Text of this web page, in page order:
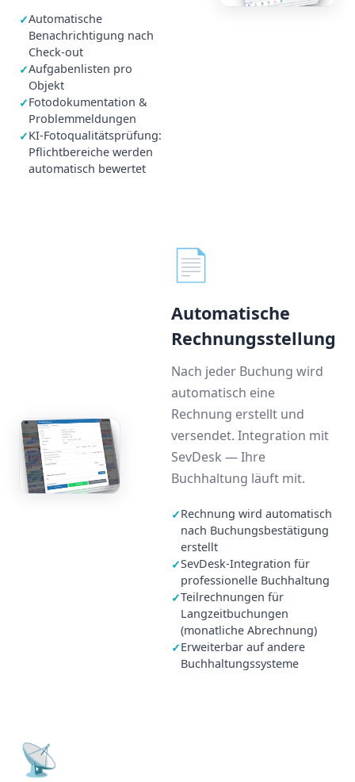
✓Automatische
Benachrichtigung nach
Check-out
✓Aufgabenlisten pro
Objekt
✓Fotodokumentation &
Problemmeldungen
✓KI-Fotoqualitätsprüfung:
Pflichtbereiche werden
automatisch bewertet
📄
Automatische
Rechnungsstellung
Nach jeder Buchung wird
automatisch eine
Rechnung erstellt und
versendet. Integration mit
SevDesk — Ihre
Buchhaltung läuft mit.
✓Rechnung wird automatisch
nach Buchungsbestätigung
erstellt
✓SevDesk-Integration für
professionelle Buchhaltung
✓Teilrechnungen für
Langzeitbuchungen
(monatliche Abrechnung)
✓Erweiterbar auf andere
Buchhaltungssysteme
📡